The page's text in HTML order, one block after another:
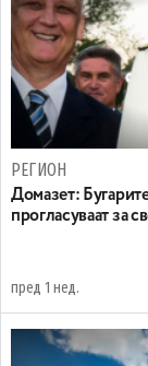
РЕГИОН
Домазет:
прогласуваат за
пред 1 нед.